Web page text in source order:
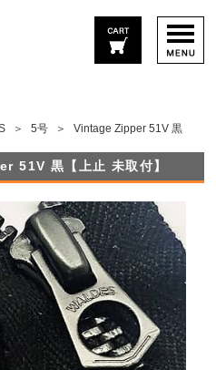
5号 Vintage Zipper 51V 黒
黒【上止 未取付】